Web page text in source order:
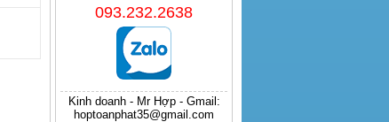
093.232.2638
Kinh doanh - Mr Hợp - Gmail:
hoptoanphat35@gmail.com